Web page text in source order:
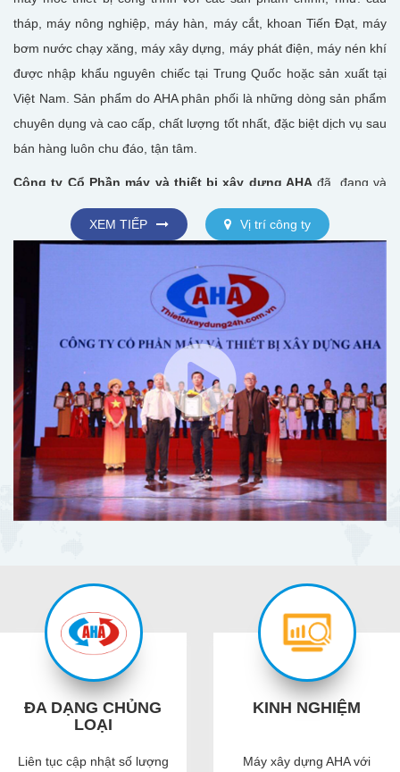
tháp, máy nông nghiệp, máy hàn, máy cắt, khoan Tiến Đạt, máy
bơm nước chạy xăng, máy xây dựng, máy phát điện, máy nén khí
được nhập khẩu nguyên chiếc tại Trung Quốc hoặc sản xuất tại
Việt Nam. Sản phẩm do AHA phân phối là những dòng sản phẩm
chuyên dụng và cao cấp, chất lượng tốt nhất, đặc biệt dịch vụ sau
bán hàng luôn chu đáo, tận tâm.
Công ty Cổ Phần máy và thiết bị xây dựng AHA đã, đang và
sẽ tiếp tục khẳng định vị trí người dẫn đầu thị trường các dòng
máy xây dựng sản xuất trong nước hoặc máy xây dựng nhập
khẩu từ Hàn Quốc, Nhật Bản … Thực tế, công ty chúng tôi luôn
chiếm thị phần lớn nhất và chi phối các dòng máy mới cho phân
khúc thị trường máy Trung Quốc và Nhật Bản. Theo đó, số lượng
và chủng loại máy được cung cấp mỗi năm qua hệ thống của
chúng tôi không ngừng được gia tăng, đáp ứng những đòi hỏi
khắt khe và đa dạng hơn của thị trường.
XEM TIẾP Vị trí công ty
ĐA DẠNG CHỦNG
LOẠI
Liên tục cập nhật số lượng
KINH NGHIỆM
Máy xây dựng AHA với